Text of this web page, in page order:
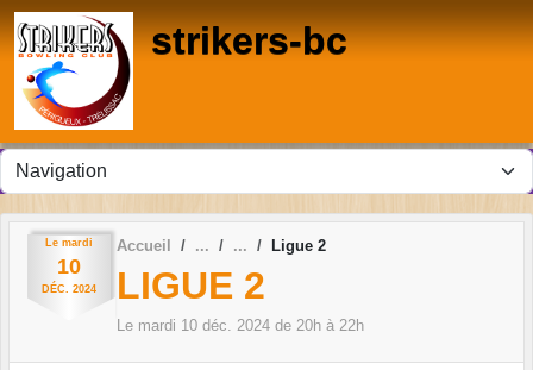
strikers-bc
Le mardi
10
DÉC. 2024
Accueil Ligue 2
LIGUE 2
Le mardi 10 déc. 2024 de 20h à 22h
Panneau de gestion des cookies